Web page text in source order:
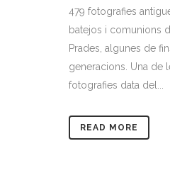
479 fotografies
batejos i comunions
Prades, algunes de
generacions. Una de
fotografies data del...
READ MORE